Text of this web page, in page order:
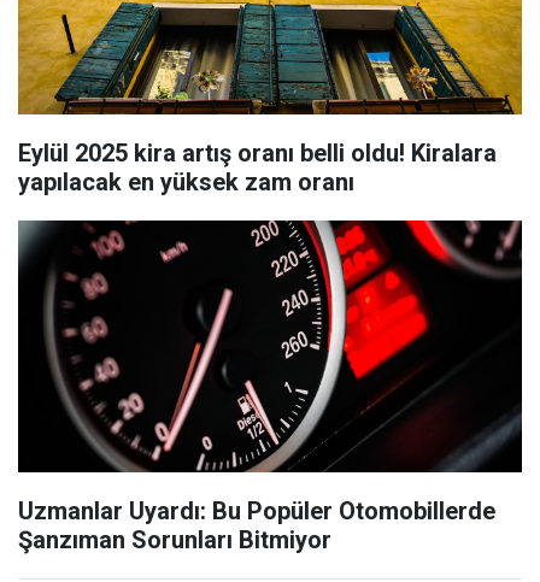
Eylül 2025 kira artış oranı belli oldu! Kiralara
yapılacak en yüksek zam oranı
Uzmanlar Uyardı: Bu Popüler Otomobillerde
Şanzıman Sorunları Bitmiyor